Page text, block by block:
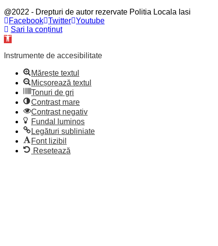
@2022 - Drepturi de autor rezervate Politia Locala Iasi
Facebook Twitter Youtube
Sari la conținut
Deschide
de
Instrumente de accesibilitate
Mărește textul
Micșorează textul
Tonuri de gri
Contrast mare
Contrast negativ
Fundal luminos
Legături subliniate
Font lizibil
Resetează